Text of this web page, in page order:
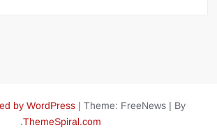
by WordPress | Theme: FreeNews | By
ThemeSpiral.com
.